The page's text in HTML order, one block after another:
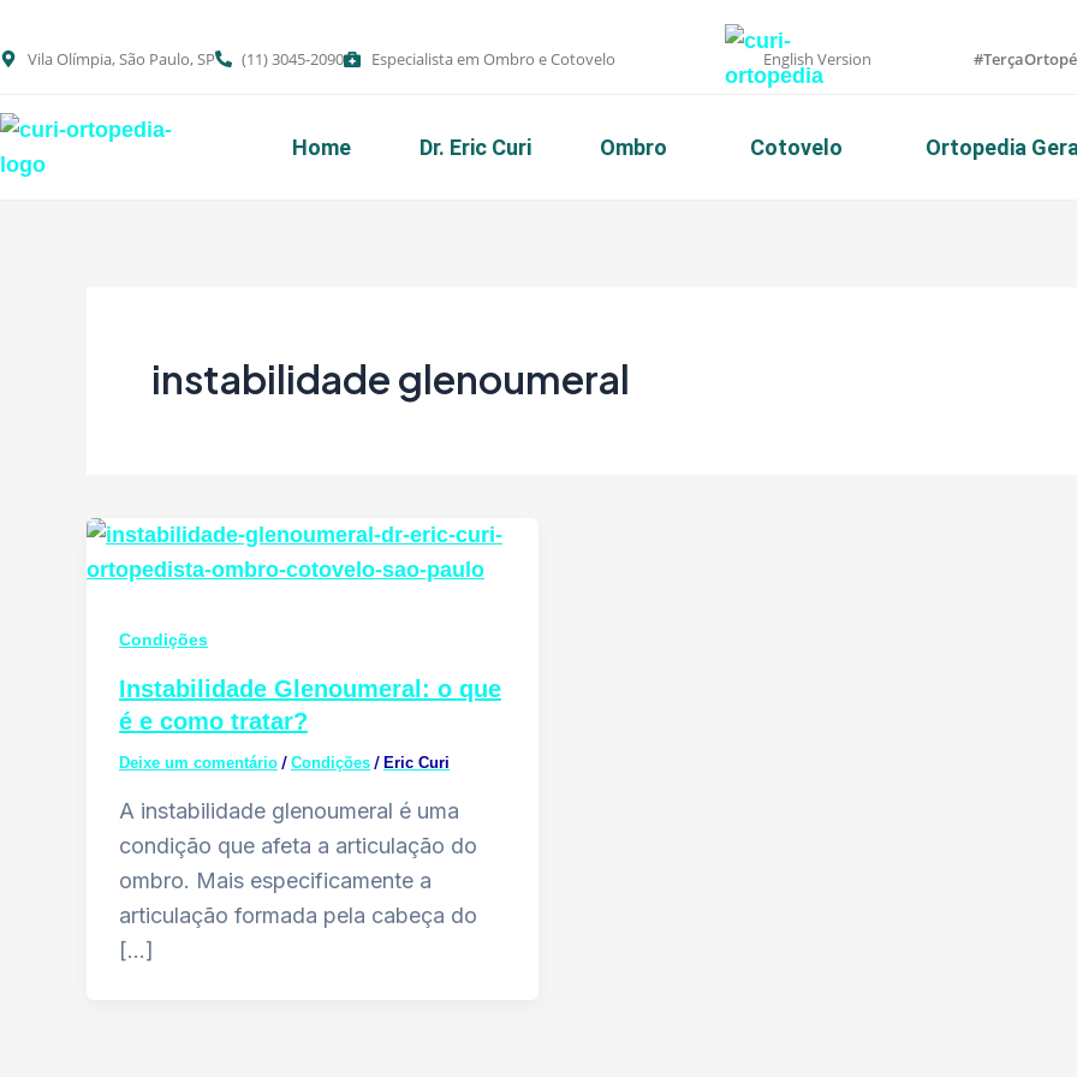
para
conteúdo
Vila Olímpia, São Paulo, SP (11) 3045-2090 Especialista em Ombro e Cotovelo English Version
Home Dr. Eric Curi Ombro Cotovelo Ortopedia Geral
instabilidade glenoumeral
Condições
Instabilidade Glenoumeral: o que
é e como tratar?
Deixe um comentário / Condições / Eric Curi
A instabilidade glenoumeral é uma
condição que afeta a articulação do
ombro. Mais especificamente a
articulação formada pela cabeça do
[…]